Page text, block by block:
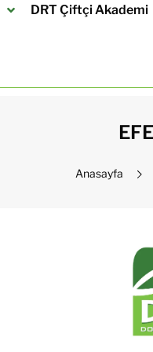
DRT Çiftçi Akademi
Anasayfa